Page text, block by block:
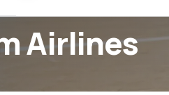
Airlines